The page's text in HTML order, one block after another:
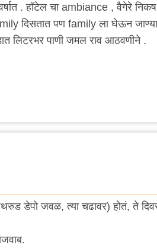
. हॉटेल चा ambiance , वैगेरे निकष
दिसतात पण family ला घेऊन जाण्या
लिटरभर पाणी जमल राव आठवणीने .
डेपो जवळ, त्या चढावर) होतं, ते